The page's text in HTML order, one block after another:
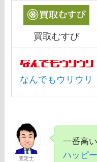
買取むすび
なんでもウリウリ
査定士
一番高
ハッピ